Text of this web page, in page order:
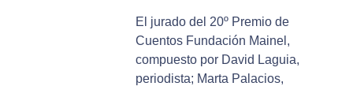
El jurado del 20º Premio de
Cuentos Fundación Mainel,
compuesto por David Laguia,
periodista; Marta Palacios,